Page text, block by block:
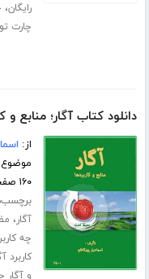
رایگان،
چارت
دانلود کتاب آگار؛ منابع و
از:
۱۶۰ صفحه
آگار،
چه
و